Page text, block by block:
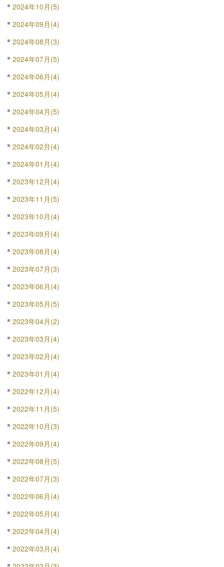
2024年10月(5)
2024年09月(4)
2024年08月(3)
2024年07月(5)
2024年06月(4)
2024年05月(4)
2024年04月(5)
2024年03月(4)
2024年02月(4)
2024年01月(4)
2023年12月(4)
2023年11月(5)
2023年10月(4)
2023年09月(4)
2023年08月(4)
2023年07月(3)
2023年06月(4)
2023年05月(5)
2023年04月(2)
2023年03月(4)
2023年02月(4)
2023年01月(4)
2022年12月(4)
2022年11月(5)
2022年10月(3)
2022年09月(4)
2022年08月(5)
2022年07月(3)
2022年06月(4)
2022年05月(4)
2022年04月(4)
2022年03月(4)